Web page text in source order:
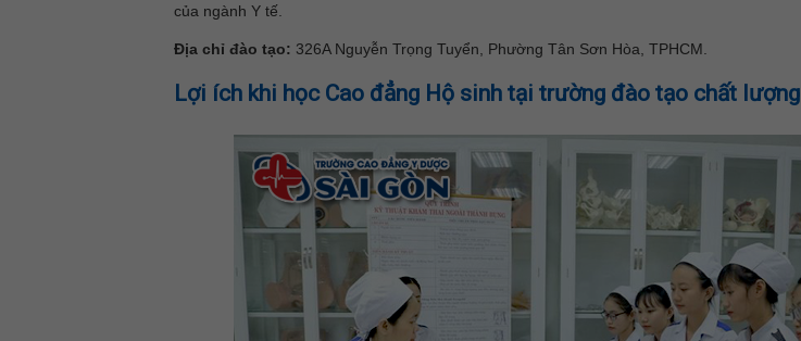
của ngành Y tế.
Địa chỉ đào tạo: 326A Nguyễn Trọng Tuyển, Phường Tân Sơn Hòa, TPHCM.
Lợi ích khi học Cao đẳng Hộ sinh tại trường đào tạo chất lượng